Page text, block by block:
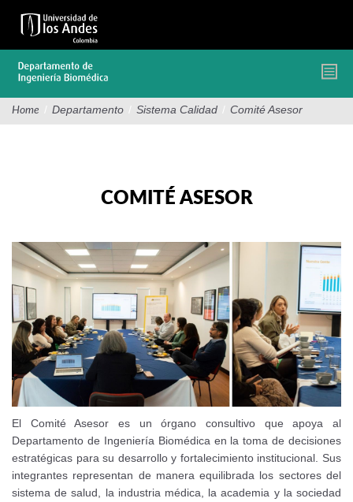
contenido
Home / Departamento / Sistema Calidad / Comité Asesor
COMITÉ ASESOR
El Comité Asesor es un órgano consultivo que apoya al
Departamento de Ingeniería Biomédica en la toma de decisiones
estratégicas para su desarrollo y fortalecimiento institucional. Sus
integrantes representan de manera equilibrada los sectores del
sistema de salud, la industria médica, la academia y la sociedad